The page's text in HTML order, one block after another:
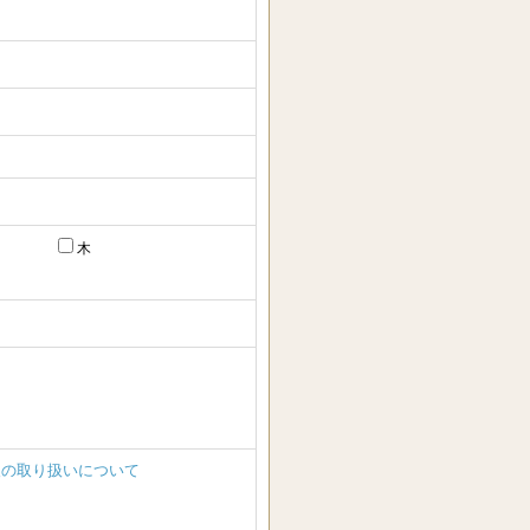
木
取り扱いについて